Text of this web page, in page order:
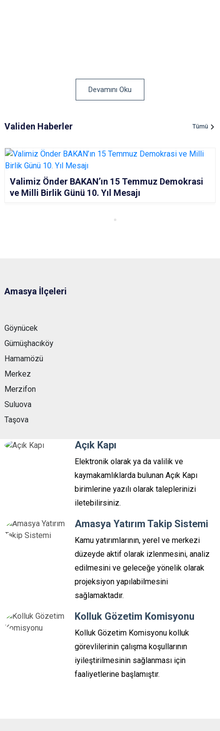
Devamını Oku
Validen Haberler Tümü
Valimiz Önder BAKAN’ın 15 Temmuz Demokrasi
ve Milli Birlik Günü 10. Yıl Mesajı
Amasya İlçeleri
Göynücek
Gümüşhacıköy
Hamamözü
Merkez
Merzifon
Suluova
Taşova
Açık Kapı
Elektronik olarak ya da valilik ve
kaymakamlıklarda bulunan Açık Kapı
birimlerine yazılı olarak taleplerinizi
iletebilirsiniz.
Amasya Yatırım Takip Sistemi
Kamu yatırımlarının, yerel ve merkezi
düzeyde aktif olarak izlenmesini, analiz
edilmesini ve geleceğe yönelik olarak
projeksiyon yapılabilmesini
sağlamaktadır.
Kolluk Gözetim Komisyonu
Kolluk Gözetim Komisyonu kolluk
görevlilerinin çalışma koşullarının
iyileştirilmesinin sağlanması için
faaliyetlerine başlamıştır.